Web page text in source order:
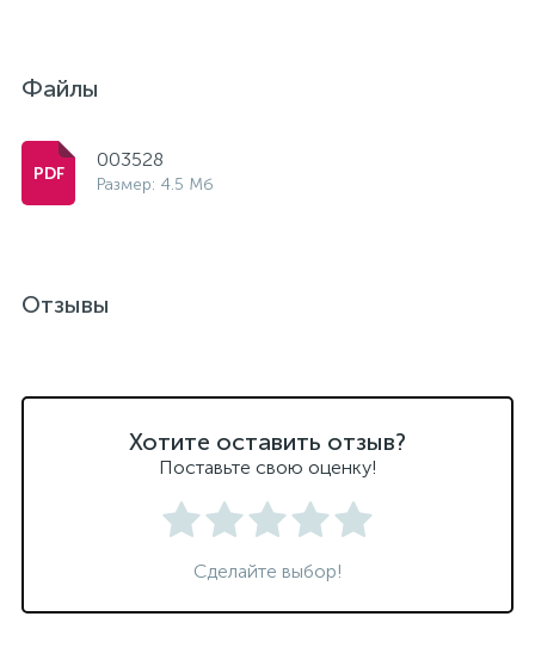
Файлы
003528
Размер: 4.5 Мб
Отзывы
Хотите оставить отзыв?
Поставьте свою оценку!
Сделайте выбор!